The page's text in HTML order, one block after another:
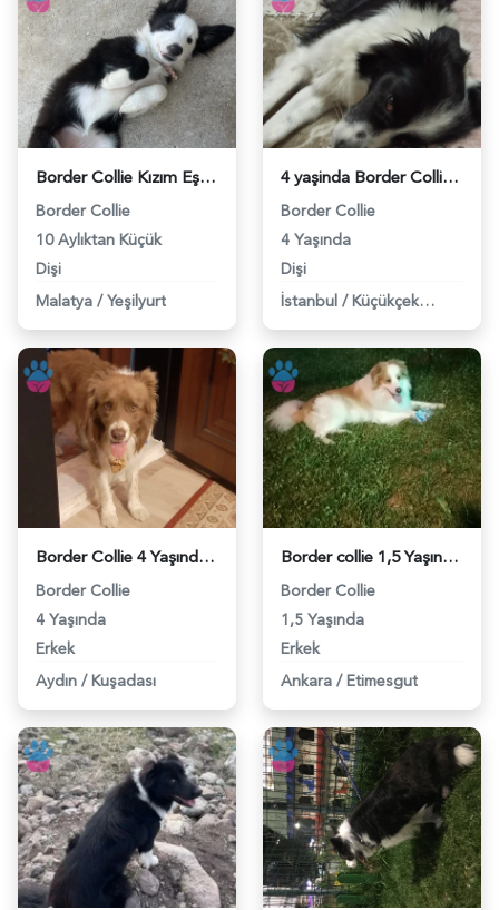
Border Collie Kızım Eş Arıyor - 118975134
Border Collie
10 Aylıktan Küçük
Dişi
Malatya / Yeşilyurt
4 yaşinda Border Collie Nini Hanıma Eş arıyoruz. - 118973584
Border Collie
4 Yaşında
Dişi
İstanbul / Küçükçekmece
Border Collie 4 Yaşında Eş Arıyor - 118971222
Border Collie
4 Yaşında
Erkek
Aydın / Kuşadası
Border collie 1,5 Yaşında Eş Arıyor - 118970836
Border Collie
1,5 Yaşında
Erkek
Ankara / Etimesgut